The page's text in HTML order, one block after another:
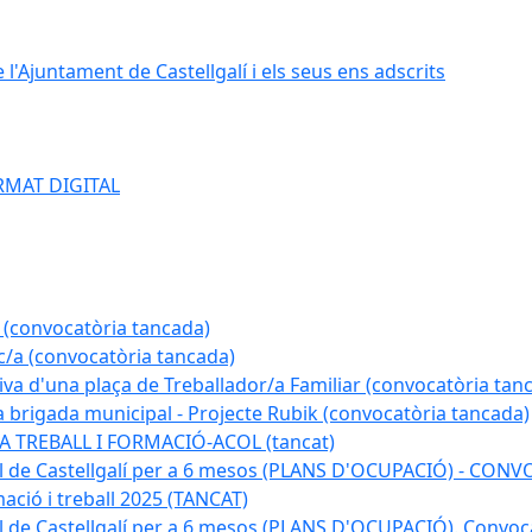
de Castellgalí i els seus ens adscrits
DIGITAL
tancada)
a (convocatòria tancada)
d'una plaça de Treballador/a Familiar (convocatòria
municipal - Projecte Rubik (convocatòria tancada)
I FORMACIÓ-ACOL (tancat)
Castellgalí per a 6 mesos (PLANS D'OCUPACIÓ) -
i treball 2025 (TANCAT)